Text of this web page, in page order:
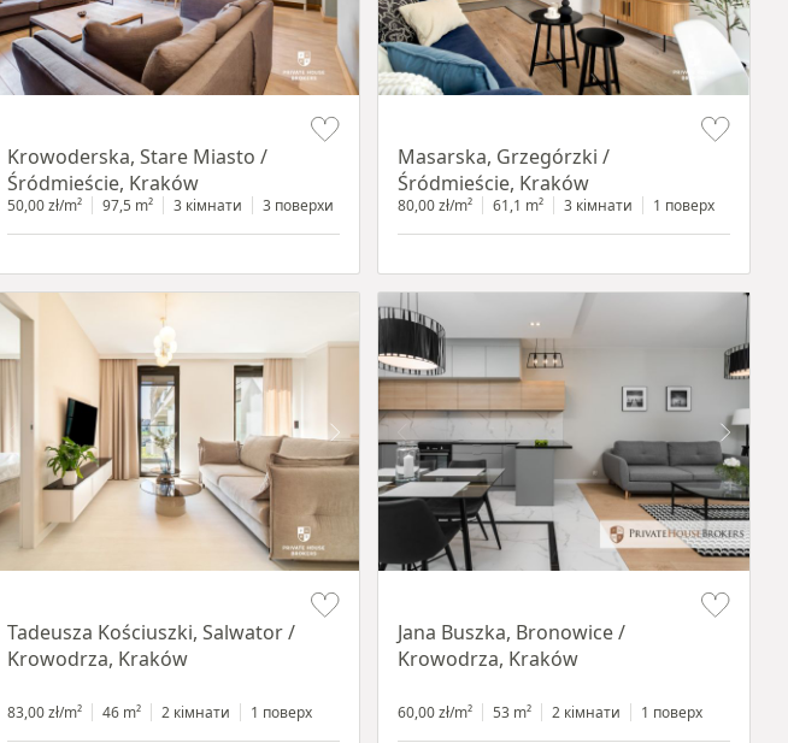
Krowoderska, Stare Miasto /
Śródmieście, Kraków
50,00 zł/m² 97,5 m² 3 кімнати 3 поверхи
Masarska, Grzegórzki /
Śródmieście, Kraków
80,00 zł/m² 61,1 m² 3 кімнати 1 поверх
Tadeusza Kościuszki, Salwator /
Krowodrza, Kraków
83,00 zł/m² 46 m² 2 кімнати 1 поверх
Jana Buszka, Bronowice /
Krowodrza, Kraków
60,00 zł/m² 53 m² 2 кімнати 1 поверх